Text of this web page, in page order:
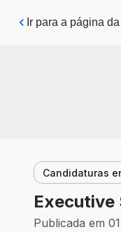
Pular para o
Ir para a página
Candidaturas
Executive
Publicada em